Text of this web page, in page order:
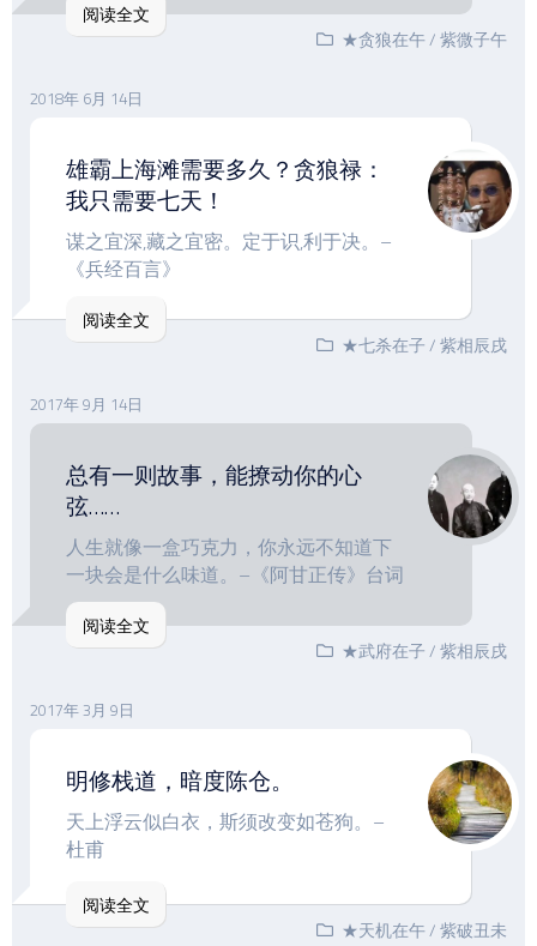
阅读全文
★贪狼在午/紫微子午
2018年 6月 14日
雄霸上海滩需要多久？贪狼禄：
我只需要七天！
谋之宜深,藏之宜密。定于识,利于决。–
《兵经百言》
阅读全文
★七杀在子/紫相辰戌
2017年 9月 14日
总有一则故事，能撩动你的心
弦……
人生就像一盒巧克力，你永远不知道下
一块会是什么味道。–《阿甘正传》台词
阅读全文
★武府在子/紫相辰戌
2017年 3月 9日
明修栈道，暗度陈仓。
天上浮云似白衣，斯须改变如苍狗。–
杜甫
阅读全文
★天机在午/紫破丑未